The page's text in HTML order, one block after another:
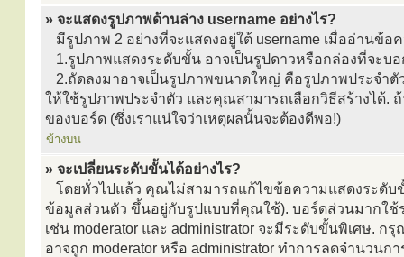
» จะแสดงรูปภาพด้านล่าง username อย่างไร?
มีรูปภาพ 2 อย่างที่จะแสดงอยู่ใต้ username เมื่ออ่านข้อ
1.รูปภาพแสดงระดับขั้น อาจเป็นรูปดาวหรือกล่องที่จะบ
2.ถัดลงมาอาจเป็นรูปภาพขนาดใหญ่ คือรูปภาพประจำตั
ให้ใช้รูปภาพประจำตัว และคุณสามารถเลือกวิธีสร้างได้.
ของบอร์ด (ซึ่งเราแน่ใจว่าเหตุผลนั้นจะต้องดีพอ!)
ข้างบน
» จะเปลี่ยนระดับขั้นได้อย่างไร?
โดยทั่วไปแล้ว คุณไม่สามารถแก้ไขข้อความแสดงระดับ
ข้อมูลส่วนตัว ขึ้นอยู่กับรูปแบบที่คุณใช้). บอร์ดส่วนมากใ
เช่น moderator และ administrator จะมีระดับขั้นพิเศษ.
อาจถูก moderator หรือ administrator ทำการลดจำนวน